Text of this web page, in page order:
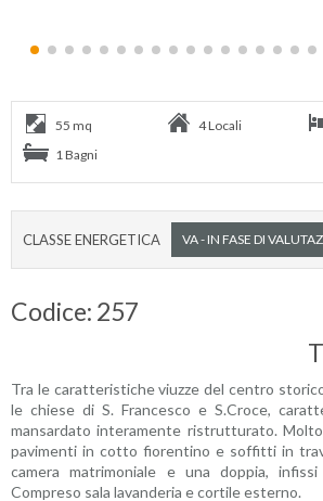
55 mq 4 Locali
1 Bagni
CLASSE ENERGETICA VA - IN FASE DI
Codice: 257
Tra le caratteristiche viuzze del centro
le chiese di S. Francesco e S.Croce,
mansardato interamente ristrutturato.
pavimenti in cotto fiorentino e soffitti in
camera matrimoniale e una doppia,
Compreso sala lavanderia e cortile esterno.